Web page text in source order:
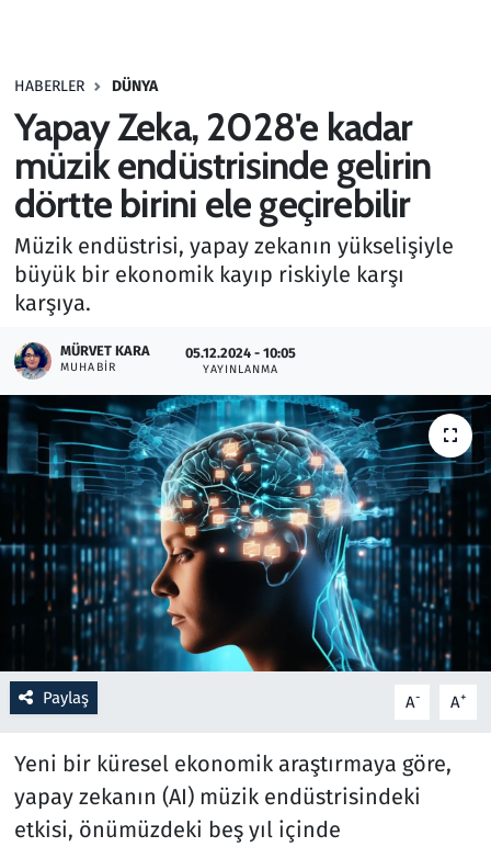
HABERLER DÜNYA
Yapay Zeka, 2028'e kadar
müzik endüstrisinde gelirin
dörtte birini ele geçirebilir
Müzik endüstrisi, yapay zekanın yükselişiyle
büyük bir ekonomik kayıp riskiyle karşı
karşıya.
MÜRVET KARA
MUHABIR
05.12.2024 - 10:05
YAYINLANMA
Paylaş A- A+
Yeni bir küresel ekonomik araştırmaya göre,
yapay zekanın (AI) müzik endüstrisindeki
etkisi, önümüzdeki beş yıl içinde
Haber
Kültür Sanat
Kurumsal Haberler
Lezzet Durağı
Memur ve Kamu
Otomobil
Oyun
Ramazan
Resmi İlanlar
Rüya Tabirleri
Sağlık
Savunma Sanayi
Seçim 2023
Spor